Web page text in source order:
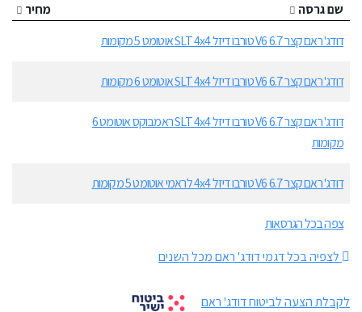
שם גרסה
מחיר
דודג' ראם קצר 6.7 V6 טורבו דיזל SLT 4x4 אוטומט 5 מקומות
דודג' ראם קצר 6.7 V6 טורבו דיזל SLT 4x4 אוטומט 6 מקומות
דודג' ראם קצר 6.7 V6 טורבו דיזל SLT 4x4 ראמבוקס אוטומט 6
מקומות
דודג' ראם קצר 6.7 V6 טורבו דיזל 4x4 לראמי אוטומט 5 מקומות
צפה בכל הגרסאות
לצפיה בכל דגמי דודג' ראם מכל השנים
לקבלת הצעה לביטוח דודג' ראם